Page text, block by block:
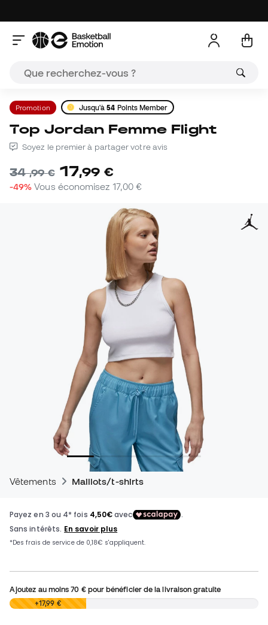
Promotion Jusqu'à54 Points Member
Top Jordan Femme Flight
Soyez le premier à partager votre avis
34,99 € 17,99 €
-49% Vous économisez 17,00 €
Vêtements Maillots/t-shirts
Ajoutez au moins70 €pour bénéficier de la livraison gratuite
0,00 € +17,99 €